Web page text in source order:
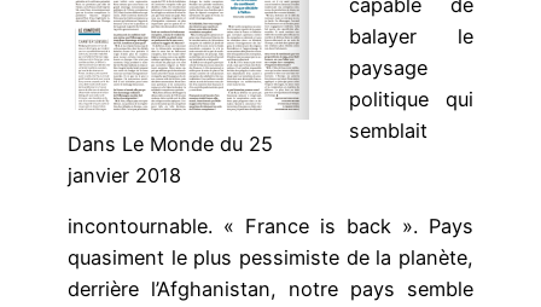
Dans Le Monde du 25
janvier 2018
balayer le
paysage
politique qui
semblait
incontournable. « France is back ». Pays
quasiment le plus pessimiste de la planète,
derrière l’Afghanistan, notre pays semble